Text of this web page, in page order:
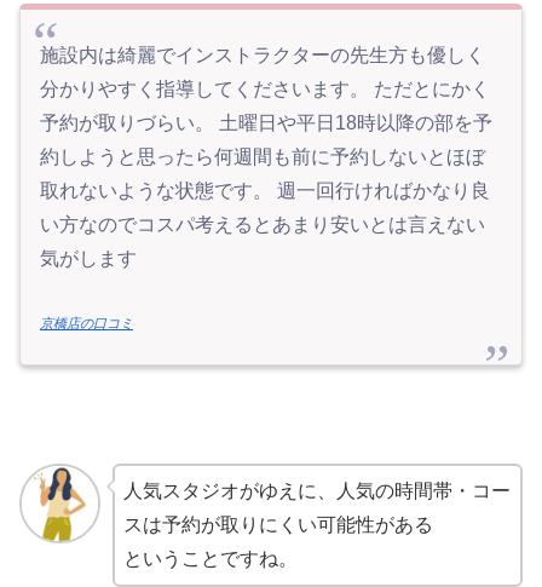
施設内は綺麗でインストラクターの先生方も優しく
分かりやすく指導してくださいます。 ただとにかく
予約が取りづらい。 土曜日や平日18時以降の部を予
約しようと思ったら何週間も前に予約しないとほぼ
取れないような状態です。 週一回行ければかなり良
い方なのでコスパ考えるとあまり安いとは言えない
気がします
京橋店の口コミ
人気スタジオがゆえに、人気の時間帯・コー
スは予約が取りにくい可能性がある
ということですね。